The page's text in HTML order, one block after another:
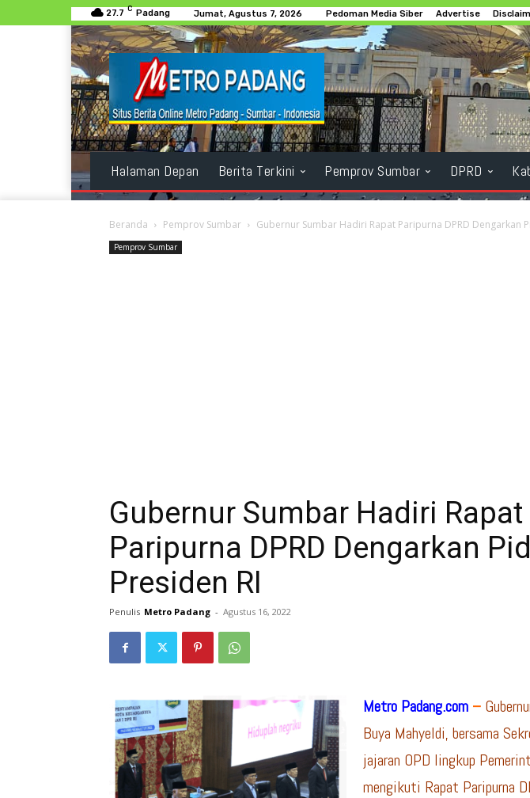
27.7 C Padang Jumat, Agustus 7, 2026 Pedoman Media Siber Advertise
Halaman Depan Berita Terkini Pemprov Sumbar DPRD
Beranda Pemprov Sumbar Gubernur Sumbar Hadiri Rapat Paripurna DPRD Dengarkan
Pemprov Sumbar
Gubernur Sumbar Hadiri Rapat
Paripurna DPRD Dengarkan
Presiden RI
Penulis Metro Padang - Agustus 16, 2022
Metro Padang.com –
Buya Mahyeldi, bersama
jajaran OPD lingkup
mengikuti Rapat Paripurna